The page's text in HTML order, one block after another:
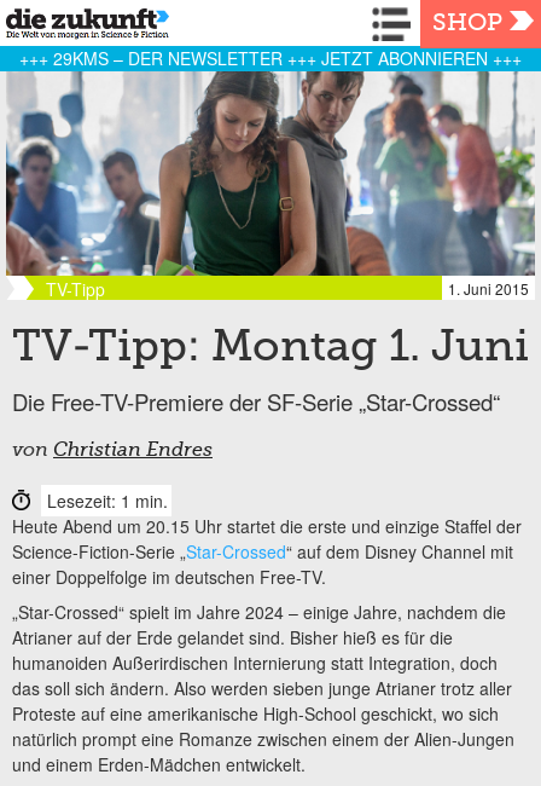
Navigation
SHOP
+++ 29KMS – DER NEWSLETTER +++ JETZT ABONNIEREN +++
TV-Tipp 1. Juni 2015
TV-Tipp: Montag 1. Juni
Die Free-TV-Premiere der SF-Serie „Star-Crossed“
von Christian Endres
Lesezeit: 1 min.
Heute Abend um 20.15 Uhr startet die erste und einzige Staffel der
Science-Fiction-Serie „Star-Crossed“ auf dem Disney Channel mit
einer Doppelfolge im deutschen Free-TV.
„Star-Crossed“ spielt im Jahre 2024 – einige Jahre, nachdem die
Atrianer auf der Erde gelandet sind. Bisher hieß es für die
humanoiden Außerirdischen Internierung statt Integration, doch
das soll sich ändern. Also werden sieben junge Atrianer trotz aller
Proteste auf eine amerikanische High-School geschickt, wo sich
natürlich prompt eine Romanze zwischen einem der Alien-Jungen
und einem Erden-Mädchen entwickelt.